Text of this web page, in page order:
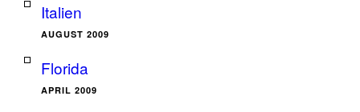
Italien
AUGUST 2009
Florida
APRIL 2009